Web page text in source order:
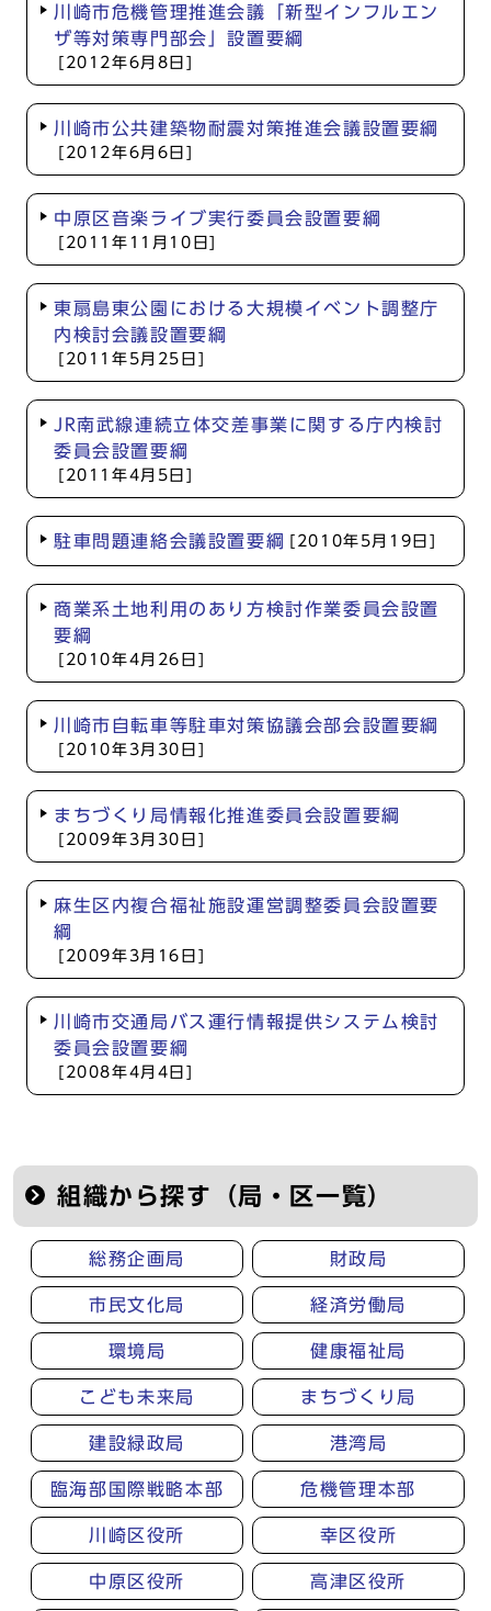
川崎市危機管理推進会議「新型インフルエン
ザ等対策専門部会」設置要綱
[2012年6月8日]
川崎市公共建築物耐震対策推進会議設置要綱
[2012年6月6日]
中原区音楽ライブ実行委員会設置要綱
[2011年11月10日]
東扇島東公園における大規模イベント調整庁
内検討会議設置要綱
[2011年5月25日]
JR南武線連続立体交差事業に関する庁内検討
委員会設置要綱
[2011年4月5日]
駐車問題連絡会議設置要綱 [2010年5月19日]
商業系土地利用のあり方検討作業委員会設置
要綱
[2010年4月26日]
川崎市自転車等駐車対策協議会部会設置要綱
[2010年3月30日]
まちづくり局情報化推進委員会設置要綱
[2009年3月30日]
麻生区内複合福祉施設運営調整委員会設置要
綱
[2009年3月16日]
川崎市交通局バス運行情報提供システム検討
委員会設置要綱
[2008年4月4日]
組織から探す（局・区一覧）
総務企画局 財政局
市民文化局 経済労働局
環境局 健康福祉局
こども未来局 まちづくり局
建設緑政局 港湾局
臨海部国際戦略本部 危機管理本部
川崎区役所 幸区役所
中原区役所 高津区役所